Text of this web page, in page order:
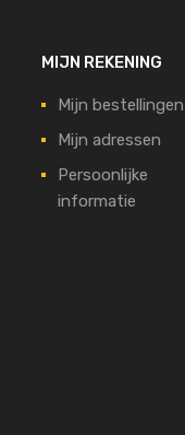
MIJN REKENING
Mijn bestellingen
Mijn adressen
Persoonlijke
informatie